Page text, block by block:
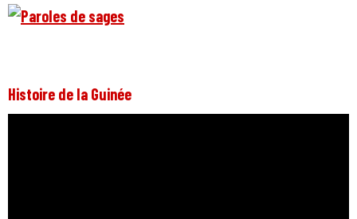
Histoire de la Guinée